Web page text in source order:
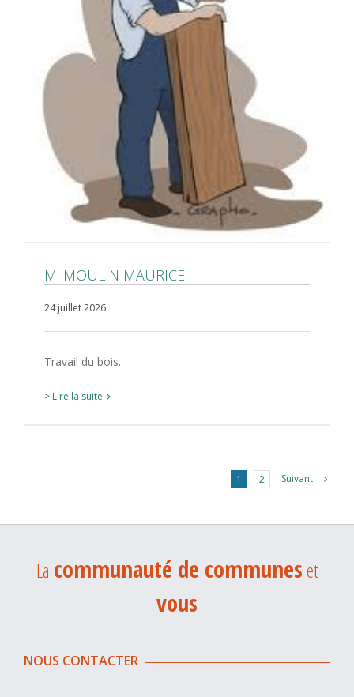
M. MOULIN MAURICE
24 juillet 2026
Travail du bois.
> Lire la suite
1 2 Suivant
La communauté de communeset
vous
NOUS CONTACTER